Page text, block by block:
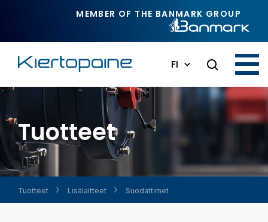
MEMBER OF THE BANMARK GROUP
FI
Tuotteet
Tuotteet Lisälaitteet Suodattimet